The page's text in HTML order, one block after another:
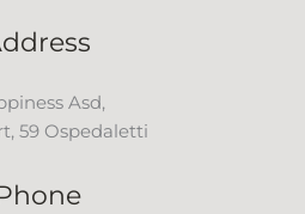
Asd,
59 Ospedaletti